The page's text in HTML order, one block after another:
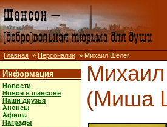
Главная » Персоналии » Михаил Шелег
Информация
Новости
Новое в шансоне
Наши друзья
Анонсы
Афиша
Награды
(Миша